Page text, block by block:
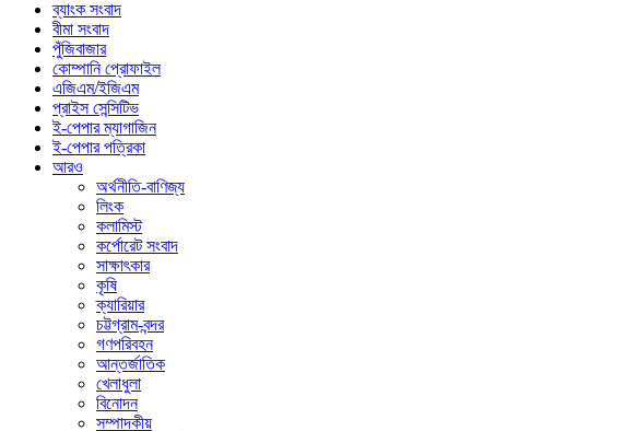
ব্যাংক সংবাদ
বীমা সংবাদ
পুঁজিবাজার
কোম্পানি প্রোফাইল
এজিএম/ইজিএম
প্রাইস সেন্সিটিভ
ই-পেপার ম্যাগাজিন
ই-পেপার পত্রিকা
আরও
অর্থনীতি-বাণিজ্য
লিংক
কলামিস্ট
কর্পোরেট সংবাদ
সাক্ষাৎকার
কৃষি
ক্যারিয়ার
চট্টগ্রাম-বন্দর
গণপরিবহন
আন্তর্জাতিক
খেলাধুলা
বিনোদন
সম্পাদকীয়